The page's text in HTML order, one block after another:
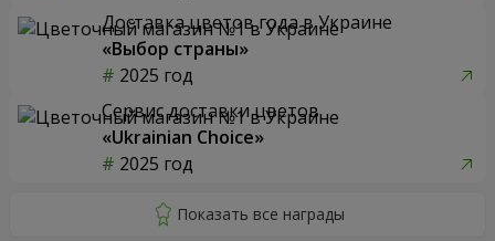
Доставка цветов года в Украине
«Выбор страны»
2025 год
Сервис доставки цветов
«Ukrainian Choice»
2025 год